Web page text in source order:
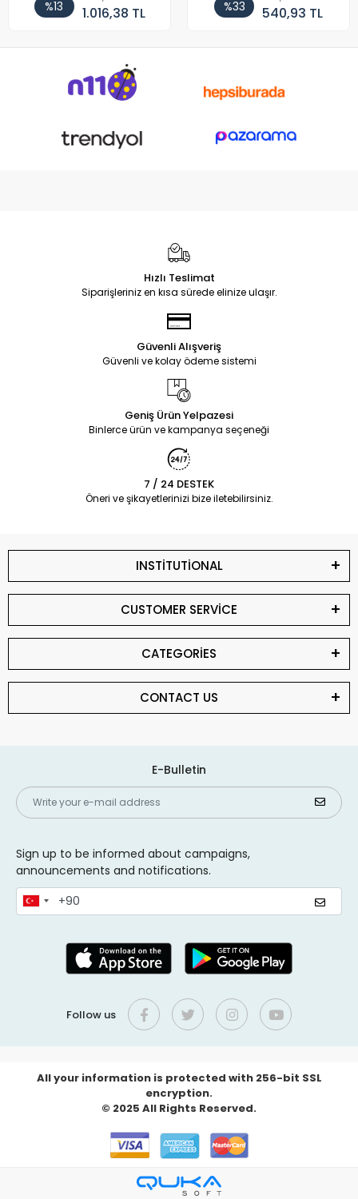
%13 1.016,38 TL %33 540,93 TL
Hızlı Teslimat
Siparişleriniz en kısa sürede elinize ulaşır.
Güvenli Alışveriş
Güvenli ve kolay ödeme sistemi
Geniş Ürün Yelpazesi
Binlerce ürün ve kampanya seçeneği
7 / 24 DESTEK
Öneri ve şikayetlerinizi bize iletebilirsiniz.
INSTİTUTİONAL
CUSTOMER SERVİCE
CATEGORİES
CONTACT US
E-Bulletin
Sign up to be informed about campaigns,
announcements and notifications.
Follow us
All your information is protected with 256-bit SSL
encryption.
© 2025 All Rights Reserved.